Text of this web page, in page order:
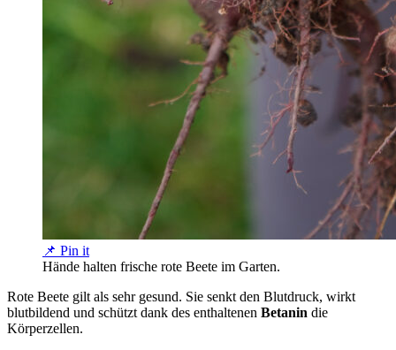
📌 Pin it
Hände halten frische rote Beete im Garten.
Rote Beete gilt als sehr gesund. Sie senkt den Blutdruck, wirkt
blutbildend und schützt dank des enthaltenen Betanin die
Körperzellen.